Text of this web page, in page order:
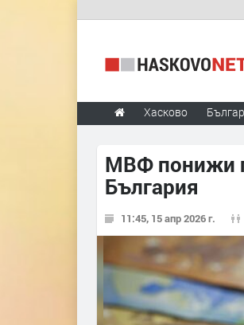
Хасково
МВФ понижи
България
11:45, 15 апр 2026 г.